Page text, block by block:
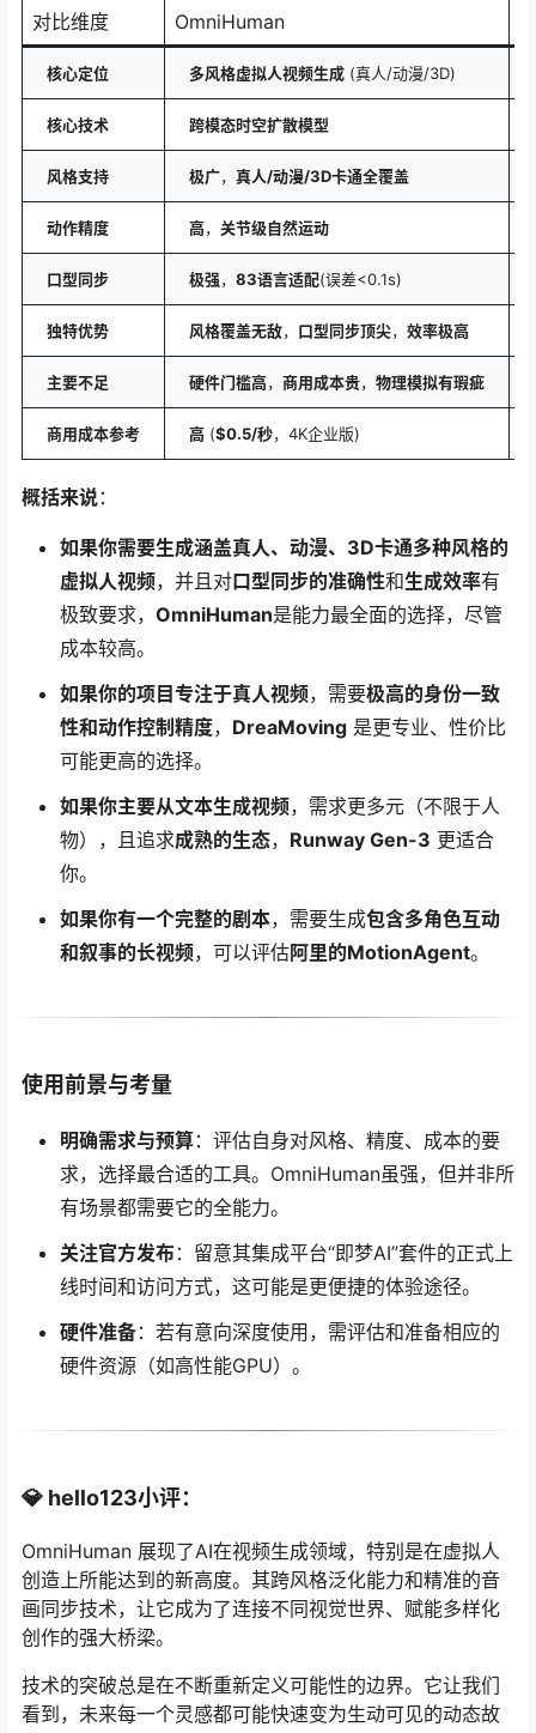
对比维度 OmniHuman
核心定位 多风格虚拟人视频生成 (真人/动漫/3D)
核心技术 跨模态时空扩散模型
风格支持 极广， 真人/动漫/3D卡通全覆盖
动作精度 高， 关节级自然运动
口型同步 极强， 83语言适配(误差<0.1s)
独特优势 风格覆盖无敌， 口型同步顶尖， 效率极高
主要不足 硬件门槛高， 商用成本贵， 物理模拟有瑕疵
商用成本参考 高 ($0.5/秒，4K企业版)
概括来说：
如果你需要生成涵盖真人、动漫、3D卡通多种风格的
虚拟人视频，并且对口型同步的准确性和生成效率有
极致要求， OmniHuman是能力最全面的选择，尽管
成本较高。
如果你的项目专注于真人视频，需要极高的身份一致
性和动作控制精度， DreaMoving 是更专业、性价比
可能更高的选择。
如果你主要从文本生成视频，需求更多元（不限于人
物），且追求成熟的生态， Runway Gen-3 更适合
你。
如果你有一个完整的剧本，需要生成包含多角色互动
和叙事的长视频，可以评估阿里的MotionAgent。
使用前景与考量
明确需求与预算：评估自身对风格、精度、成本的要
求，选择最合适的工具。OmniHuman虽强，但并非所
有场景都需要它的全能力。
关注官方发布：留意其集成平台“即梦AI”套件的正式上
线时间和访问方式，这可能是更便捷的体验途径。
硬件准备：若有意向深度使用，需评估和准备相应的
硬件资源（如高性能GPU）。
💎 hello123小评：
OmniHuman 展现了AI在视频生成领域，特别是在虚拟人
创造上所能达到的新高度。其跨风格泛化能力和精准的音
画同步技术，让它成为了连接不同视觉世界、赋能多样化
创作的强大桥梁。
技术的突破总是在不断重新定义可能性的边界。它让我们
看到，未来每一个灵感都可能快速变为生动可见的动态故